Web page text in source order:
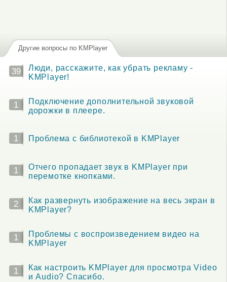
Другие вопросы по KMPlayer
39
Люди, расскажите, как убрать рекламу -
KMPlayer!
1
Подключение дополнительной звуковой
дорожки в плеере.
1 Проблема с библиотекой в KMPlayer
1
Отчего пропадает звук в KMPlayer при
перемотке кнопками.
2
Как развернуть изображение на весь экран в
KMPlayer?
1
Проблемы с воспроизведением видео на
KMPlayer
1
Как настроить KMPlayer для просмотра Video
и Audio? Спасибо.